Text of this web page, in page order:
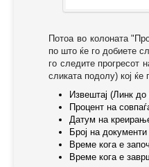
Потоа во колоната
по што ќе го добиете
го следите прогресот
сликата подолу) кој
Извештај (Линк
Процент на
Датум на
Број на
Време кога е
Време кога е